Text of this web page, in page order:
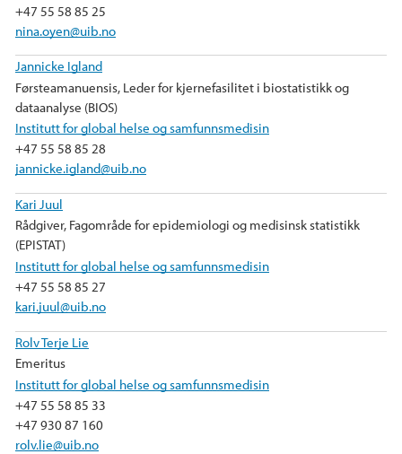
+47 55 58 85 25
nina.oyen@uib.no
Jannicke Igland
Førsteamanuensis, Leder for kjernefasilitet i biostatistikk og
dataanalyse (BIOS)
Institutt for global helse og samfunnsmedisin
+47 55 58 85 28
jannicke.igland@uib.no
Kari Juul
Rådgiver, Fagområde for epidemiologi og medisinsk statistikk
(EPISTAT)
Institutt for global helse og samfunnsmedisin
+47 55 58 85 27
kari.juul@uib.no
Rolv Terje Lie
Emeritus
Institutt for global helse og samfunnsmedisin
+47 55 58 85 33
+47 930 87 160
rolv.lie@uib.no